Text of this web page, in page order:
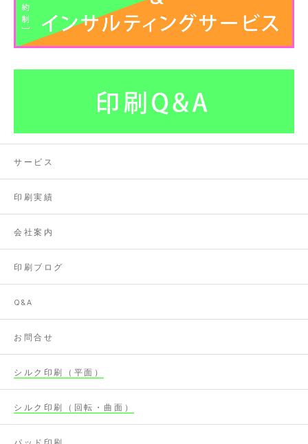
サービス
印刷実績
会社案内
印刷ブログ
Q&A
お問合せ
シルク印刷（平面）
シルク印刷（回転・曲面）